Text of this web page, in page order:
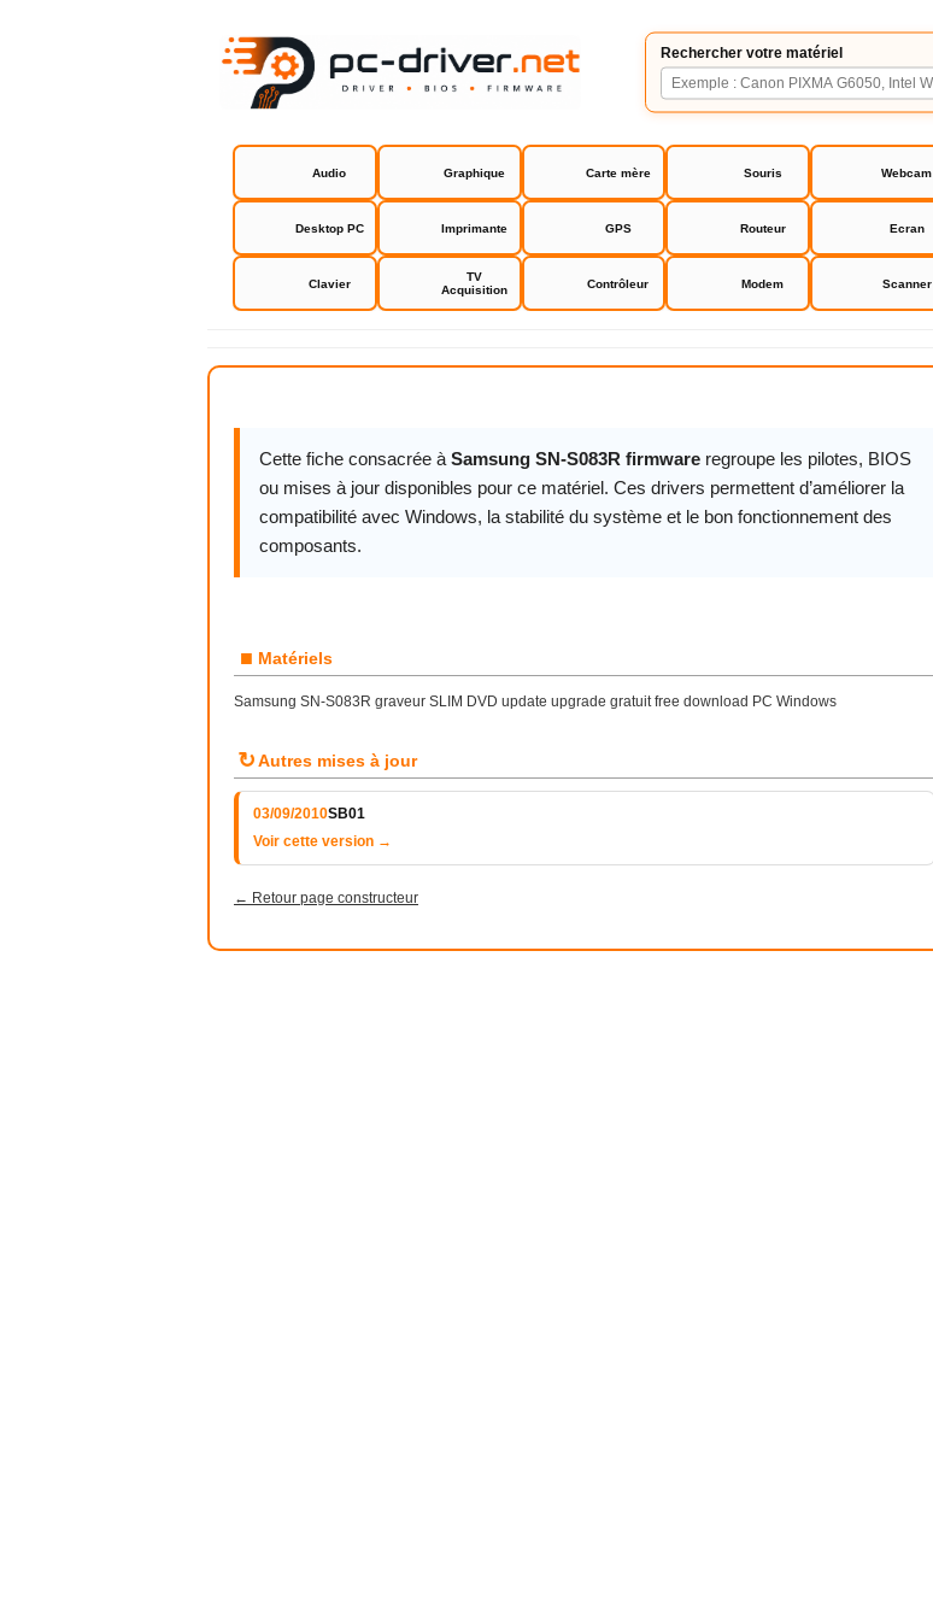
Rechercher votre matériel
Audio Graphique Carte mère Souris Webcam
Desktop PC Imprimante GPS Routeur Ecran
Clavier
TV
Acquisition
Contrôleur Modem Scanner
Samsung SN-S083R firmware
Cette fiche consacrée à Samsung SN-S083R firmware regroupe les pilotes, BIOS
ou mises à jour disponibles pour ce matériel. Ces drivers permettent d’améliorer la
compatibilité avec Windows, la stabilité du système et le bon fonctionnement des
composants.
■ Matériels
Samsung SN-S083R graveur SLIM DVD update upgrade gratuit free download PC Windows
↻Autres mises à jour
03/09/2010SB01
Voir cette version →
← Retour page constructeur